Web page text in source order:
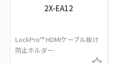
2X-EA12
LockPro™ HDMIケーブル抜け
防止ホルダー